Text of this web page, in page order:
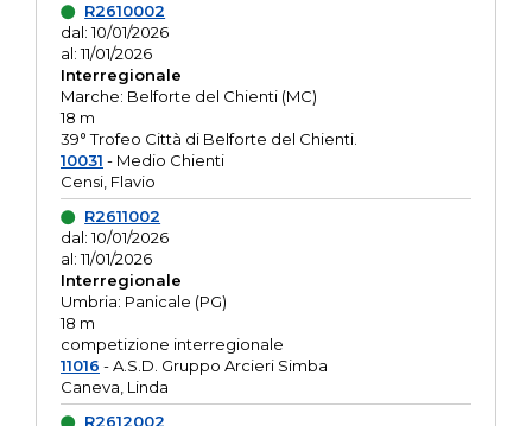
R2610002
dal: 10/01/2026
al: 11/01/2026
Interregionale
Marche: Belforte del Chienti (MC)
18 m
39° Trofeo Città di Belforte del Chienti.
10031 - Medio Chienti
Censi, Flavio
R2611002
dal: 10/01/2026
al: 11/01/2026
Interregionale
Umbria: Panicale (PG)
18 m
competizione interregionale
11016 - A.S.D. Gruppo Arcieri Simba
Caneva, Linda
R2612002